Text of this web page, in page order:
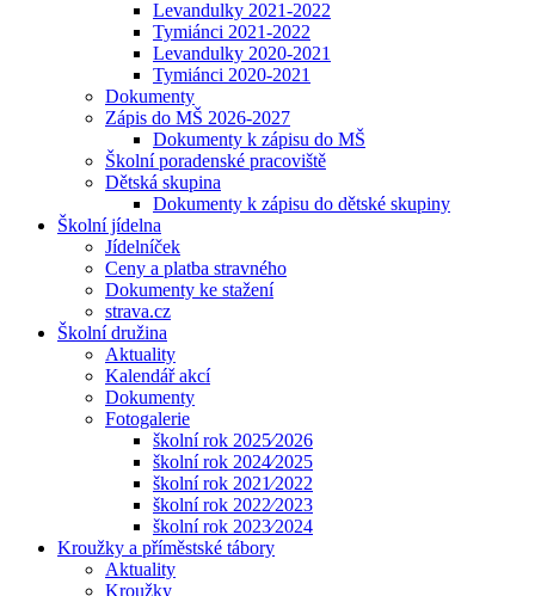
Levandulky 2021-2022
Tymiánci 2021-2022
Levandulky 2020-2021
Tymiánci 2020-2021
Dokumenty
Zápis do MŠ 2026-2027
Dokumenty k zápisu do MŠ
Školní poradenské pracoviště
Dětská skupina
Dokumenty k zápisu do dětské skupiny
Školní jídelna
Jídelníček
Ceny a platba stravného
Dokumenty ke stažení
strava.cz
Školní družina
Aktuality
Kalendář akcí
Dokumenty
Fotogalerie
školní rok 2025⁄2026
školní rok 2024⁄2025
školní rok 2021⁄2022
školní rok 2022⁄2023
školní rok 2023⁄2024
Kroužky a příměstské tábory
Aktuality
Kroužky